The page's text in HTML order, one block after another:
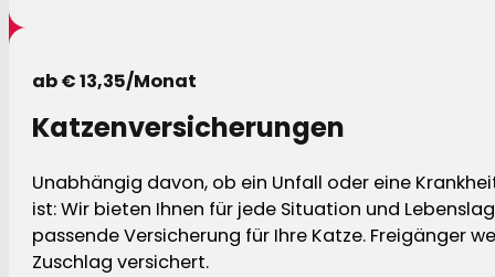
ab € 13,35/Monat
Katzenversicherungen
Unabhängig davon, ob ein Unfall oder eine
ist: Wir bieten Ihnen für jede Situation und
passende Versicherung für Ihre Katze. Freigänger
Zuschlag versichert.